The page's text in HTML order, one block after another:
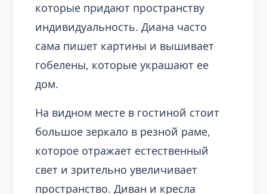
которые придают пространству
индивидуальность. Диана часто
сама пишет картины и вышивает
гобелены, которые украшают ее
дом.
На видном месте в гостиной стоит
большое зеркало в резной раме,
которое отражает естественный
свет и зрительно увеличивает
пространство. Диван и кресла